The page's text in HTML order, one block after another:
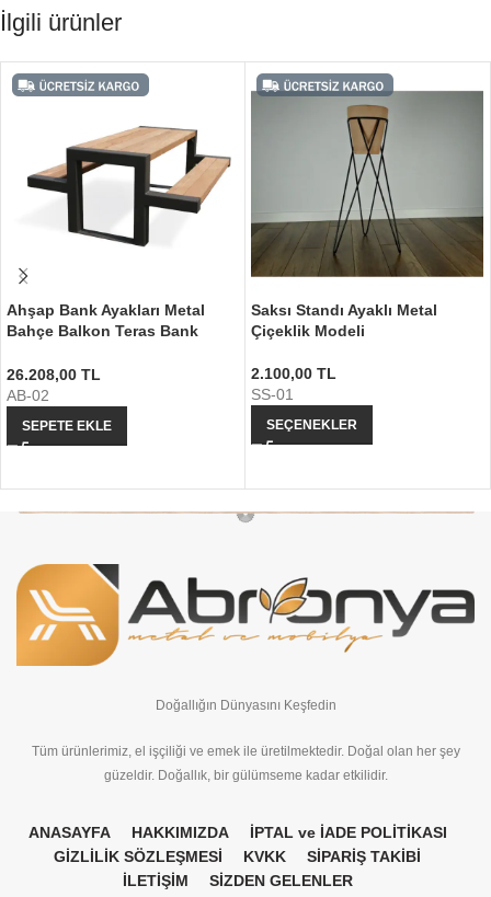
İlgili ürünler
Ahşap Bank Ayakları Metal
Bahçe Balkon Teras Bank
26.208,00 TL
AB-02
SEPETE EKLE
Saksı Standı Ayaklı Metal
Çiçeklik Modeli
2.100,00 TL
SS-01
SEÇENEKLER
Doğallığın Dünyasını Keşfedin
Tüm ürünlerimiz, el işçiliği ve emek ile üretilmektedir. Doğal olan her şey
güzeldir. Doğallık, bir gülümseme kadar etkilidir.
ANASAYFA HAKKIMIZDA
İPTAL ve İADE POLİTİKASI
GİZLİLİK SÖZLEŞMESİ
KVKK
SİPARİŞ TAKİBİ
İLETİŞİM
SİZDEN GELENLER